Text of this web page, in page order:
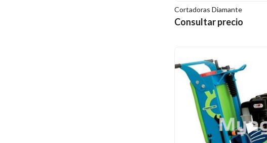
Cortadoras Diamante
Consultar precio